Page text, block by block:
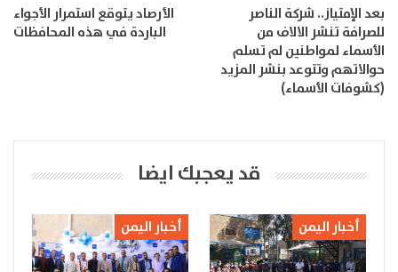
بعد الإمتياز.. شركة الناصر
للصرافة تنشر الالاف من
الأسماء لمواطنين لم تسلم
حوالاتهم وتتوعد بنشر المزيد
(كشوفات الأسماء)
الأرصاد يتوقع استمرار الأجواء
الباردة في هذه المحافظات
قد يعجبك ايضا
أخبار اليمن أخبار اليمن